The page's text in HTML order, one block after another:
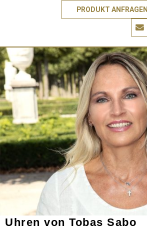
PRODUKT ANFRAGEN
Uhren von Tobas Sabo